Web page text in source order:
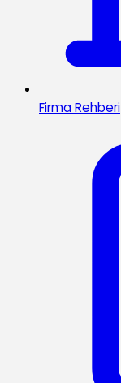
Firma Rehberi